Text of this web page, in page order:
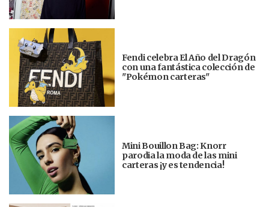
Fendi celebra El Año del Dragón
con una fantástica colección de
"Pokémon carteras"
Mini Bouillon Bag: Knorr
parodia la moda de las mini
carteras ¡y es tendencia!